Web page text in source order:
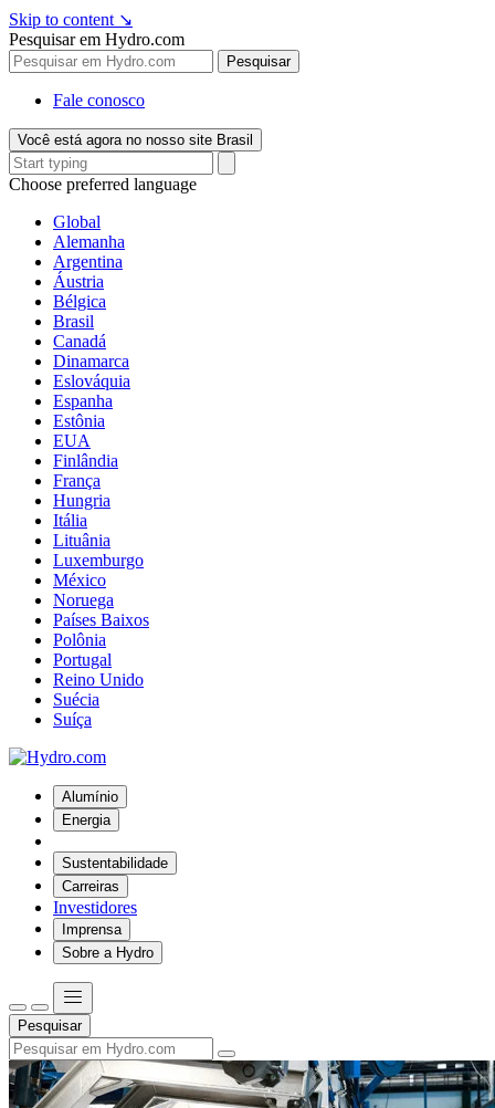
Skip to content ↘
Pesquisar em Hydro.com
Pesquisar
Fale conosco
Você está agora no nosso site Brasil
Choose preferred language
Global
Alemanha
Argentina
Áustria
Bélgica
Brasil
Canadá
Dinamarca
Eslováquia
Espanha
Estônia
EUA
Finlândia
França
Hungria
Itália
Lituânia
Luxemburgo
México
Noruega
Países Baixos
Polônia
Portugal
Reino Unido
Suécia
Suíça
Alumínio
Energia
Sustentabilidade
Carreiras
Investidores
Imprensa
Sobre a Hydro
Pesquisar